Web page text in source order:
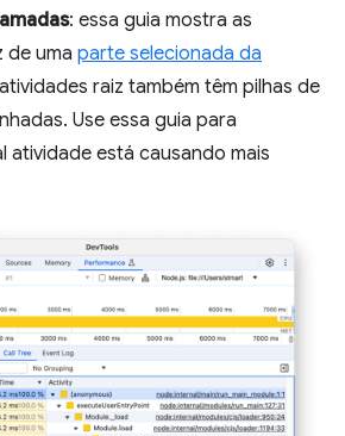
: essa guia mostra as
de uma parte selecionada da
raiz também têm pilhas de
Use essa guia para
atividade está causando mais